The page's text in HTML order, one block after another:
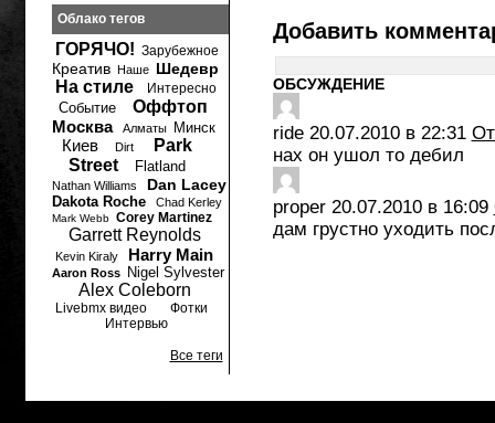
Добавить
ОБСУЖДЕНИЕ
ride 20.07.2010 в 22:31
нах он ушол то дебил
proper 20.07.2010 в 16:09
дам грустно уходить
Облако тегов
ГОРЯЧО! Зарубежное
Креатив Наше Шедевр
На стиле Интересно
Событие
Оффтоп
Москва
Алматы Минск
Киев Dirt
Park
Street
Flatland
Nathan Williams Dan Lacey
Dakota Roche Chad Kerley
Mark Webb Corey Martinez
Garrett Reynolds
Kevin Kiraly Harry Main
Aaron Ross Nigel Sylvester
Alex Coleborn
Livebmx видео
Фотки
Интервью
Все теги